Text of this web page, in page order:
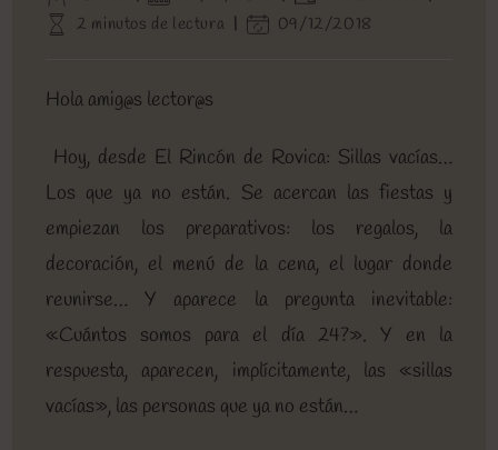
de
la
de
la
de
la
Tiempo2 minutos de lectura
Última09/12/2018
Hola amig@s lector@s
Hoy, desde El Rincón de Rovica: Sillas vacías…
Los que ya no están. Se acercan las fiestas y
empiezan los preparativos: los regalos, la
decoración, el menú de la cena, el lugar donde
reunirse… Y aparece la pregunta inevitable:
«Cuántos somos para el día 24?». Y en la
respuesta, aparecen, implícitamente, las «sillas
vacías», las personas que ya no están…